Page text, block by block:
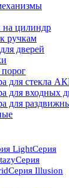
на цилиндр
ручкам
дверей
для стекла
для входных
для
LightСерия
Серия
Серия Illusion